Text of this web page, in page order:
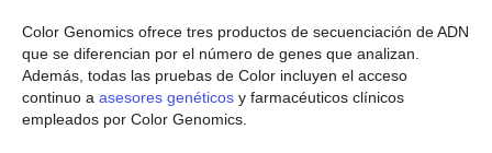
Color Genomics ofrece tres productos de secuenciación de ADN
que se diferencian por el número de genes que analizan.
Además, todas las pruebas de Color incluyen el acceso
continuo a asesores genéticos y farmacéuticos clínicos
empleados por Color Genomics.